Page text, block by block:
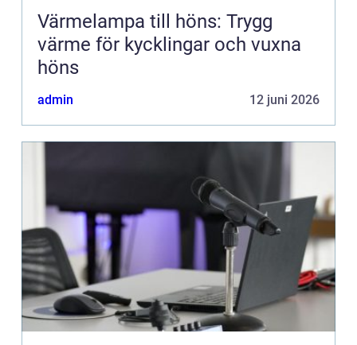
Värmelampa till höns: Trygg
värme för kycklingar och vuxna
höns
admin 12 juni 2026